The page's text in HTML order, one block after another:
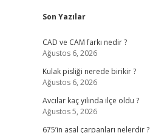
Sidebar
Son Yazılar
CAD ve CAM farkı nedir ?
Ağustos 6, 2026
Kulak pisliği nerede birikir ?
Ağustos 6, 2026
Avcılar kaç yılında ilçe oldu ?
Ağustos 5, 2026
675’in asal çarpanları nelerdir ?